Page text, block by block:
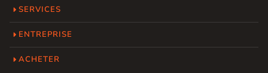
SERVICES
ENTREPRISE
ACHETER